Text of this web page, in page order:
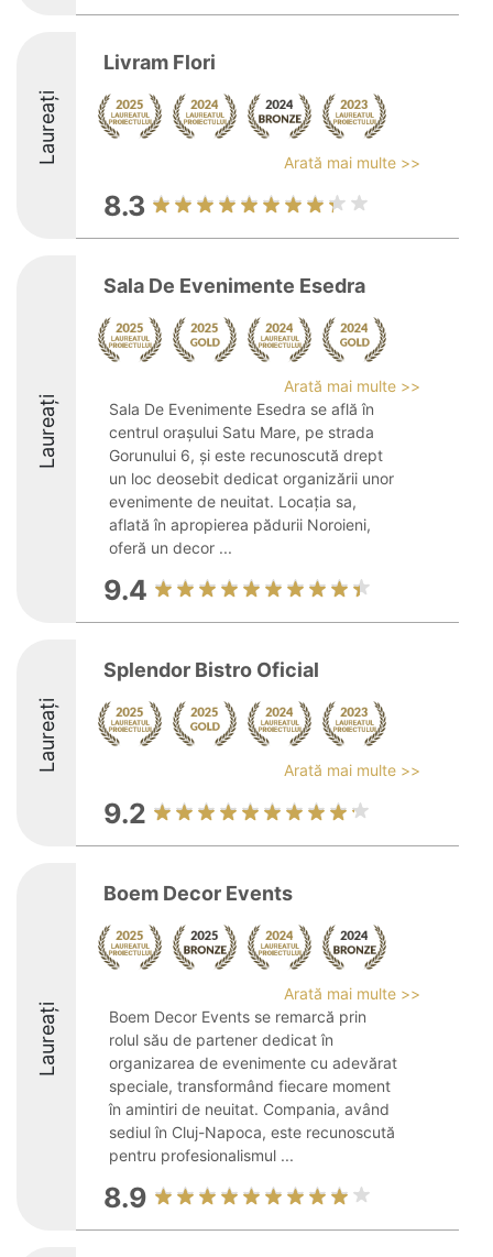
Laureați
Livram Flori
Arată mai multe >>
8.3
Laureați
Sala De Evenimente Esedra
Arată mai multe >>
Sala De Evenimente Esedra se află în
centrul orașului Satu Mare, pe strada
Gorunului 6, și este recunoscută drept
un loc deosebit dedicat organizării unor
evenimente de neuitat. Locația sa,
aflată în apropierea pădurii Noroieni,
oferă un decor ...
9.4
Laureați
Splendor Bistro Oficial
Arată mai multe >>
9.2
Laureați
Boem Decor Events
Arată mai multe >>
Boem Decor Events se remarcă prin
rolul său de partener dedicat în
organizarea de evenimente cu adevărat
speciale, transformând fiecare moment
în amintiri de neuitat. Compania, având
sediul în Cluj-Napoca, este recunoscută
pentru profesionalismul ...
8.9